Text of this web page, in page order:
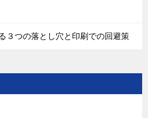
３つの落とし穴と印刷での回避策